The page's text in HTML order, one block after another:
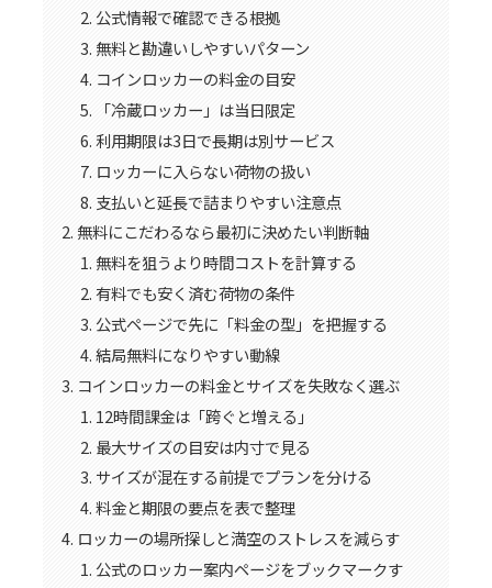
公式情報で確認できる根拠
無料と勘違いしやすいパターン
コインロッカーの料金の目安
「冷蔵ロッカー」は当日限定
利用期限は3日で長期は別サービス
ロッカーに入らない荷物の扱い
支払いと延長で詰まりやすい注意点
無料にこだわるなら最初に決めたい判断軸
無料を狙うより時間コストを計算する
有料でも安く済む荷物の条件
公式ページで先に「料金の型」を把握する
結局無料になりやすい動線
コインロッカーの料金とサイズを失敗なく選ぶ
12時間課金は「跨ぐと増える」
最大サイズの目安は内寸で見る
サイズが混在する前提でプランを分ける
料金と期限の要点を表で整理
ロッカーの場所探しと満空のストレスを減らす
公式のロッカー案内ページをブックマークす